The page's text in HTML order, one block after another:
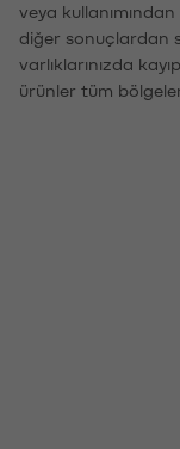
veya
diğer sonuçlardan
varlıklarınızda
ürünler tüm